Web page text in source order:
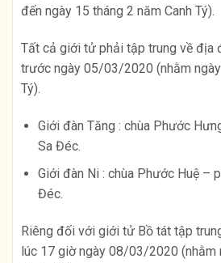
đến ngày 15 tháng 2 năm Canh Tý).
Tất cả giới tử phải tập trung về địa
trước ngày 05/03/2020 (nhằm
Tý).
Giới đàn Tăng : chùa Phước
Sa Đéc.
Giới đàn Ni : chùa Phước Huệ –
Đéc.
Riêng đối với giới tử Bồ tát tập
lúc 17 giờ ngày 08/03/2020 (nhằm